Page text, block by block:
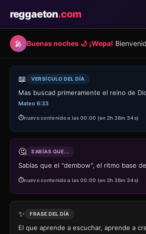
reggaeton.com
🎤 Buenas noches 🌙 ¡Wepa!
📖 VERSÍCULO DEL DÍA
Mas buscad primeramente el reino de
Mateo 6:33
nuevo contenido a las 00:00 (en 2h 38m 34s)
🤔 SABÍAS QUE...
Sabías que el "dembow", el ritmo base
nuevo contenido a las 00:00 (en 2h 38m 34s)
✨ FRASE DEL DÍA
El que aprende a escuchar, aprende a